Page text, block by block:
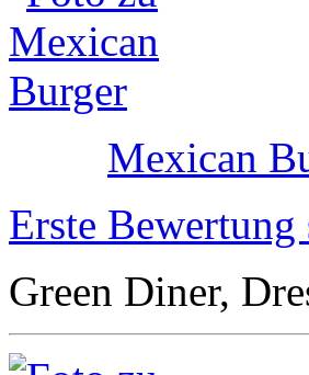
Mexican
Erste Bewertung
Green Diner,